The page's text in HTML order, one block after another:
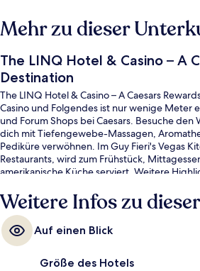
Mehr zu dieser
The LINQ Hotel & Casino – A
Destination
The LINQ Hotel & Casino – A Caesars
Casino und Folgendes ist nur wenige Meter
und Forum Shops bei Caesars. Besuche den
dich mit Tiefengewebe-Massagen,
Pediküre verwöhnen. Im Guy Fieri's Vegas
Restaurants, wird zum Frühstück,
amerikanische Küche serviert. Weitere
zentrale Lage und die Möglichkeiten zum
Bewertungen von anderen Reisenden. Die
sind nur einen kurzen Fußmarsch entfernt:
LINQ sind es 6 Minuten und zur Station
Monorail 8 Minuten.
Weitere Infos zu
Auf einen Blick
Größe des Hotels